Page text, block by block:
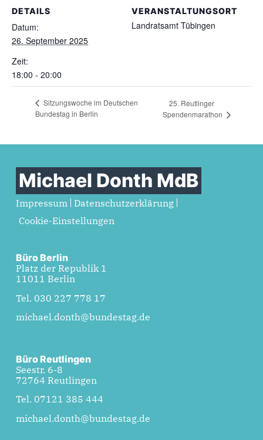
DETAILS
Datum:
26. September 2025
Zeit:
18:00 - 20:00
VERANSTALTUNGSORT
Landratsamt Tübingen
Sitzungswoche im Deutschen
Bundestag in Berlin
25. Reutlinger
Spendenmarathon
Michael Donth MdB
Impressum
Datenschutzerklärung
Cookie-Einstellungen
Büro Berlin
Platz der Republik 1
11011 Berlin
Tel. 030 227 778 17
michael.donth@bundestag.de
Büro Reutlingen
Seestr. 6-8
72764 Reutlingen
Tel. 07121 385 444
michael.donth@bundestag.de